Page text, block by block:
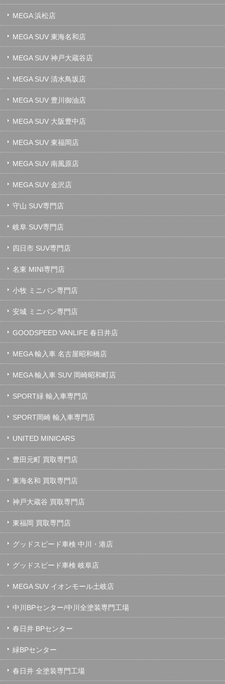
MEGA 浜松店
MEGA SUV 東海名和店
MEGA SUV 神戸大蔵谷店
MEGA SUV 清水鳥坂店
MEGA SUV 豊川御油店
MEGA SUV 大阪豊中店
MEGA SUV 東福岡店
MEGA SUV 南風原店
MEGA SUV 金沢店
守山 SUV専門店
岐阜 SUV専門店
四日市 SUV専門店
名東 MINI専門店
小牧 ミニバン専門店
安城 ミニバン専門店
GOODSPEED VANLIFE 春日井店
MEGA 輸入車 名古屋昭和橋店
MEGA 輸入車 SUV 岡崎昭和町店
SPORT緑 輸入車専門店
SPORT岡崎 輸入車専門店
UNITED MINICARS
豊田元町 買取専門店
東海名和 買取専門店
神戸大蔵谷 買取専門店
東福岡 買取専門店
グッドスピード車検 中川・港店
グッドスピード車検 岐阜店
MEGA SUV イオンモール土岐店
中川BPセンター/中川全塗装専門工場
春日井 BPセンター
緑BPセンター
春日井 全塗装専門工場